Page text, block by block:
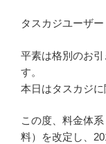
タスカジユーザ
平素は格別のお
す。
本日はタスカジに
この度、料金体
料）を改定し、